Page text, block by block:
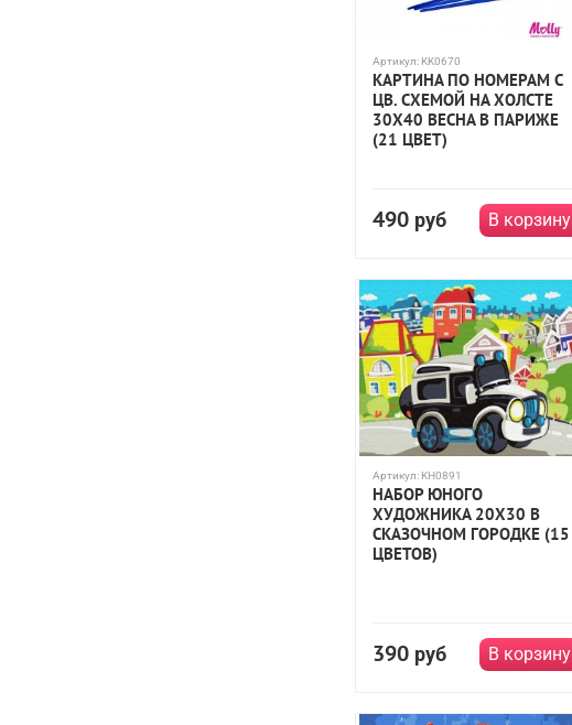
Артикул: KK0670
КАРТИНА ПО НОМЕРАМ С
ЦВ. СХЕМОЙ НА ХОЛСТЕ
30Х40 ВЕСНА В ПАРИЖЕ
(21 ЦВЕТ)
490 руб В корзину
Артикул: KH0891
НАБОР ЮНОГО
ХУДОЖНИКА 20Х30 В
СКАЗОЧНОМ ГОРОДКЕ (15
ЦВЕТОВ)
390 руб В корзину